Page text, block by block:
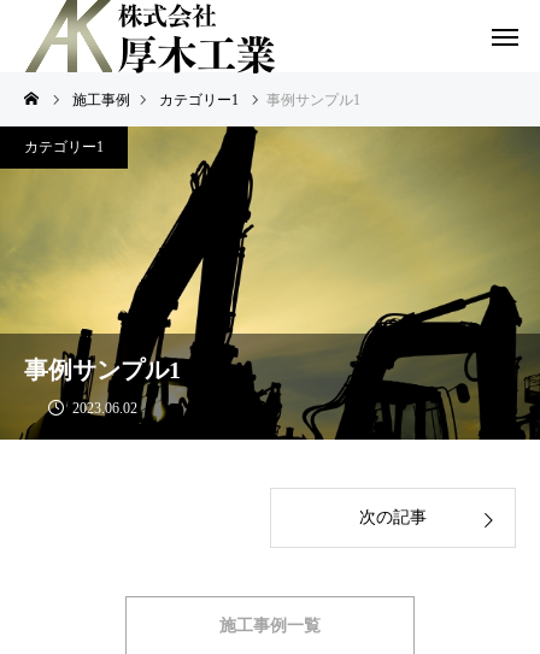
施工事例 カテゴリー1 事例サンプル1
事例サンプル1
2023.06.02
カテゴリー1
次の記事
施工事例一覧